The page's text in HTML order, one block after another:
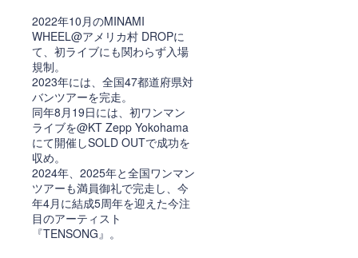
2022年10月のMINAMI
WHEEL@アメリカ村 DROPに
て、初ライブにも関わらず入場
規制。
2023年には、全国47都道府県対
バンツアーを完走。
同年8月19日には、初ワンマン
ライブを@KT Zepp Yokohama
にて開催しSOLD OUTで成功を
収め。
2024年、2025年と全国ワンマン
ツアーも満員御礼で完走し、今
年4月に結成5周年を迎えた今注
目のアーティスト
『TENSONG』。